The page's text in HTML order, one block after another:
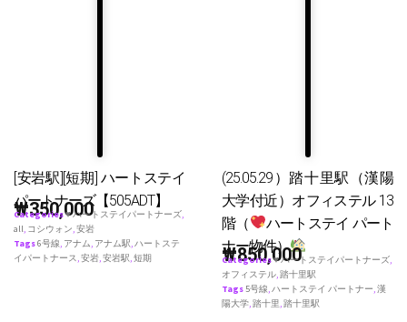
[安岩駅][短期] ハートステイ
パートナーズ【505ADT】
₩350,000
Categories♥ ハートステイパートナーズ,
all, コシウォン,安岩
Tags6号線, アナム, アナム駅,ハートステ
イパートナース,安岩,安岩駅,短期
(25.05.29）踏十里駅（漢陽
大学付近）オフィステル 13
階（
ハートステイ パート
ナー物件）
₩850,000
Categories♥ ハートステイパートナーズ,
オフィステル,踏十里駅
Tags 5号線,ハートステイ パートナー,漢
陽大学,踏十里,踏十里駅